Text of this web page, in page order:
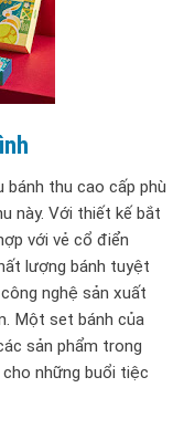
thu cao cấp phù
này. Với thiết kế bắt
với vẻ cổ điển
lượng bánh tuyệt
nghệ sản xuất
Một set bánh của
sản phẩm trong
những buổi tiệc